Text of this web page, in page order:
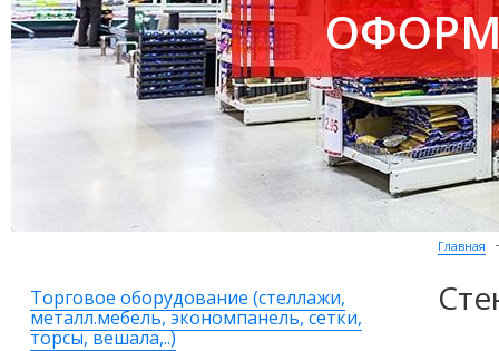
Торговое оборудование (стеллажи,
металл.мебель, экономпанель, сетки,
торсы, вешала,..)
Главная